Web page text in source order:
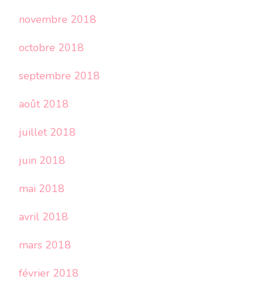
novembre 2018
octobre 2018
septembre 2018
août 2018
juillet 2018
juin 2018
mai 2018
avril 2018
mars 2018
février 2018